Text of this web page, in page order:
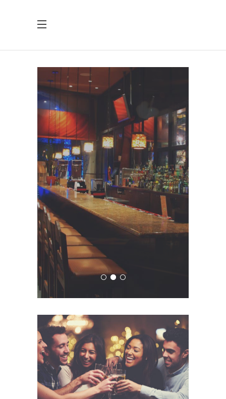
Proin g n bh v
auc to r al et
WINELOVERS,
WELCOME
VIEW FEATURES